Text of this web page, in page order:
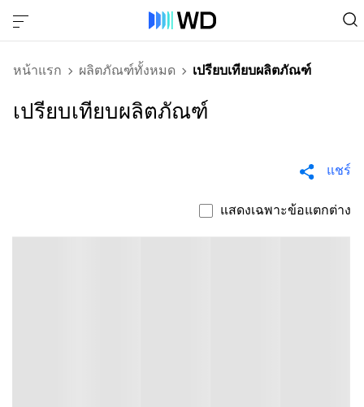
หน้าแรก ผลิตภัณฑ์ทั้งหมด เปรียบเทียบผลิตภัณฑ์
เปรียบเทียบผลิตภัณฑ์
แชร์
แสดงเฉพาะข้อแตกต่าง